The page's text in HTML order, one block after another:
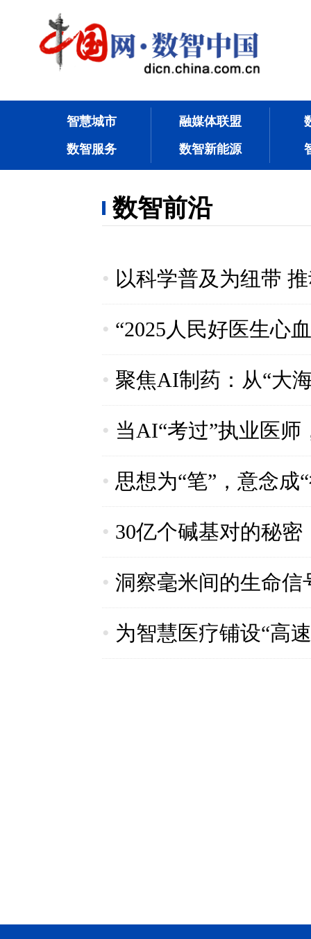
智慧城市 融媒体联盟
数智服务
数智新能源
数智前沿
• 以科学普及为纽带
• “2025人民好医生心
• 聚焦AI制药：从“大
• 当AI“考过”执业医
• 思想为“笔”，意念成
• 30亿个碱基对的秘
• 洞察毫米间的生命
• 为智慧医疗铺设“高